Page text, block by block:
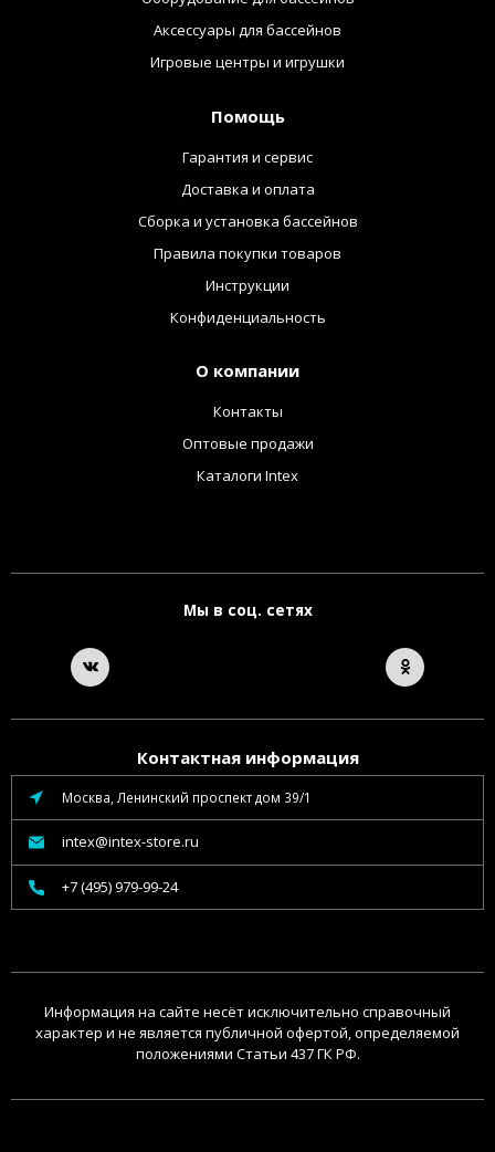
Аксессуары для бассейнов
Игровые центры и игрушки
Помощь
Гарантия и сервис
Доставка и оплата
Сборка и установка бассейнов
Правила покупки товаров
Инструкции
Конфиденциальность
О компании
Контакты
Оптовые продажи
Каталоги Intex
Мы в соц. сетях
Контактная информация
Москва, Ленинский проспект дом 39/1
intex@intex-store.ru
+7 (495) 979-99-24
Информация на сайте несёт исключительно справочный
характер и не является публичной офертой, определяемой
положениями Статьи 437 ГК РФ.